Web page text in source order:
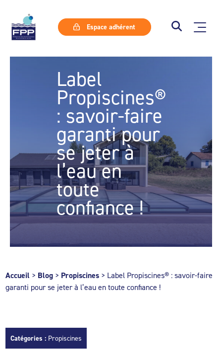
Espace adhérent
Label
Propiscines®
: savoir-faire
garanti pour
se jeter à
l’eau en
toute
confiance !
Accueil > Blog > Propiscines > Label Propiscines® : savoir-faire
garanti pour se jeter à l’eau en toute confiance !
Catégories : Propiscines